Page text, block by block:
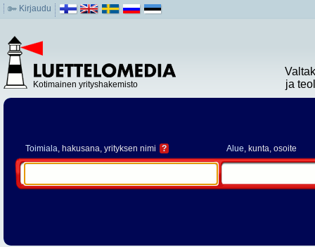
Kirjaudu
Kotimainen yrityshakemisto
ja
Toimiala, hakusana, yrityksen nimi ? Alue, kunta, osoite